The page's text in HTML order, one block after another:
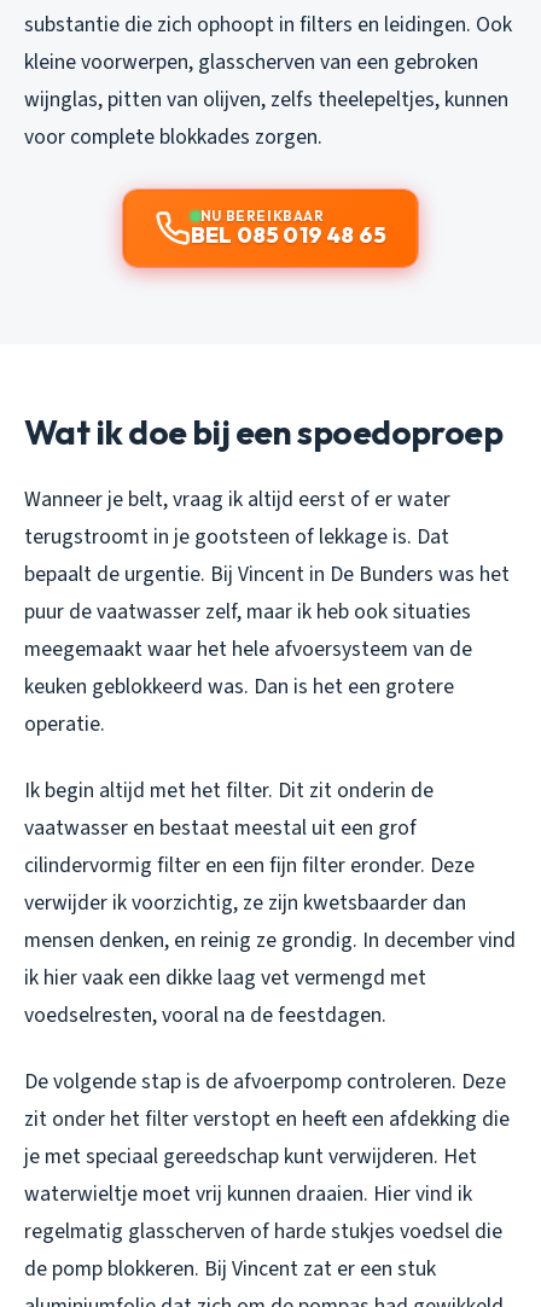
substantie die zich ophoopt in filters en leidingen. Ook
kleine voorwerpen, glasscherven van een gebroken
wijnglas, pitten van olijven, zelfs theelepeltjes, kunnen
voor complete blokkades zorgen.
NU BEREIKBAAR
BEL 085 019 48 65
Wat ik doe bij een spoedoproep
Wanneer je belt, vraag ik altijd eerst of er water
terugstroomt in je gootsteen of lekkage is. Dat
bepaalt de urgentie. Bij Vincent in De Bunders was het
puur de vaatwasser zelf, maar ik heb ook situaties
meegemaakt waar het hele afvoersysteem van de
keuken geblokkeerd was. Dan is het een grotere
operatie.
Ik begin altijd met het filter. Dit zit onderin de
vaatwasser en bestaat meestal uit een grof
cilindervormig filter en een fijn filter eronder. Deze
verwijder ik voorzichtig, ze zijn kwetsbaarder dan
mensen denken, en reinig ze grondig. In december vind
ik hier vaak een dikke laag vet vermengd met
voedselresten, vooral na de feestdagen.
De volgende stap is de afvoerpomp controleren. Deze
zit onder het filter verstopt en heeft een afdekking die
je met speciaal gereedschap kunt verwijderen. Het
waterwieltje moet vrij kunnen draaien. Hier vind ik
regelmatig glasscherven of harde stukjes voedsel die
de pomp blokkeren. Bij Vincent zat er een stuk